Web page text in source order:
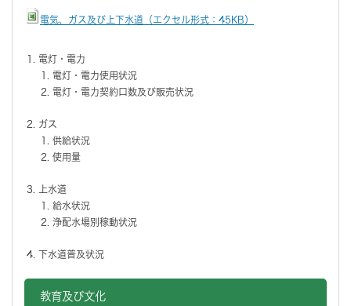
電気、ガス及び上下水道（エクセル形式：45KB）
電灯・電力
電灯・電力使用状況
電灯・電力契約口数及び販売状況
ガス
供給状況
使用量
上水道
給水状況
浄配水場別稼動状況
下水道普及状況
教育及び文化